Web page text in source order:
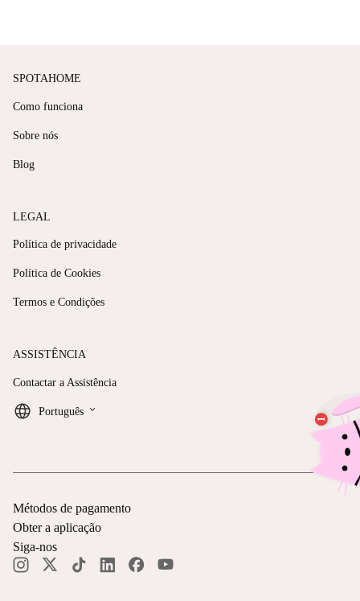
SPOTAHOME
Como funciona
Sobre nós
Blog
LEGAL
Política de privacidade
Política de Cookies
Termos e Condições
ASSISTÊNCIA
Contactar a Assistência
Português keyboard_arrow_down
Métodos de pagamento
Obter a aplicação
Siga-nos